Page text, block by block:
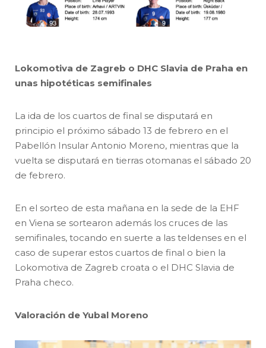
Lokomotiva de Zagreb o DHC Slavia de Praha en
unas hipotéticas semifinales
La ida de los cuartos de final se disputará en
principio el próximo sábado 13 de febrero en el
Pabellón Insular Antonio Moreno, mientras que la
vuelta se disputará en tierras otomanas el sábado 20
de febrero.
En el sorteo de esta mañana en la sede de la EHF
en Viena se sortearon además los cruces de las
semifinales, tocando en suerte a las teldenses en el
caso de superar estos cuartos de final o bien la
Lokomotiva de Zagreb croata o el DHC Slavia de
Praha checo.
Valoración de Yubal Moreno